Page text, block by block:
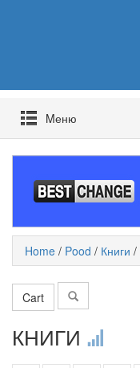
Mеню
Home / Pood / Книги /
Cart
КНИГИ